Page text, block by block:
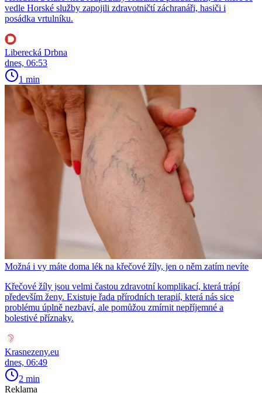
vedle Horské služby zapojili zdravotničtí záchranáři, hasiči i
posádka vrtulníku.
Liberecká Drbna
dnes, 06:53
1 min
Možná i vy máte doma lék na křečové žíly, jen o něm zatím nevíte
Křečové žíly jsou velmi častou zdravotní komplikací, která trápí
především ženy. Existuje řada přírodních terapií, která nás sice
problému úplně nezbaví, ale pomůžou zmírnit nepříjemné a
bolestivé příznaky.
Krasnezeny.eu
dnes, 06:49
2 min
Reklama